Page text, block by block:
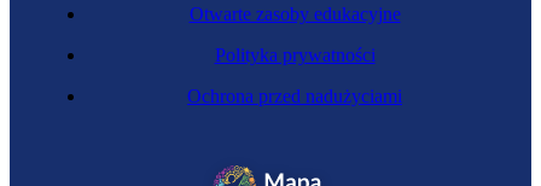
Otwarte zasoby edukacyjne
Polityka prywatności
Ochrona przed nadużyciami